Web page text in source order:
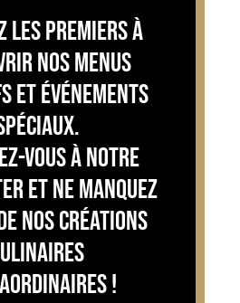
les premiers à
nos menus
et événements
vous à notre
et ne manquez
nos créations
!